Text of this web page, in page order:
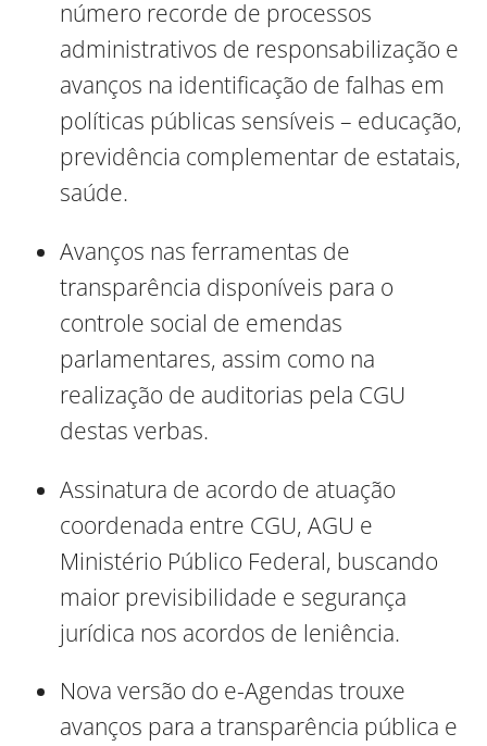
número recorde de processos
administrativos de responsabilização e
avanços na identificação de falhas em
políticas públicas sensíveis – educação,
previdência complementar de estatais,
saúde.
Avanços nas ferramentas de
transparência disponíveis para o
controle social de emendas
parlamentares, assim como na
realização de auditorias pela CGU
destas verbas.
Assinatura de acordo de atuação
coordenada entre CGU, AGU e
Ministério Público Federal, buscando
maior previsibilidade e segurança
jurídica nos acordos de leniência.
Nova versão do e-Agendas trouxe
avanços para a transparência pública e